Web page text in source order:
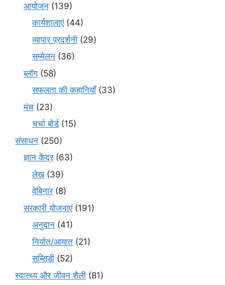
आयोजन (139)
कार्यशालाएं(44)
व्यापार प्रदर्शनी (29)
सम्मेलन (36)
ब्लॉग (58)
सफलता की कहानियाँ(33)
मंच (23)
चर्चा बोर्ड(15)
संसाधन (250)
ज्ञान केंद्र(63)
लेख(39)
वेबिनार(8)
सरकारी योजनाएं(191)
अनुदान (41)
निर्यात/आयात (21)
सब्सिडी (52)
स्वास्थ्य और जीवन शैली (81)